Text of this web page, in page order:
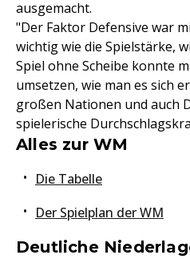
ausgemacht.
"Der Faktor Defensive war
wichtig wie die Spielstärke,
Spiel ohne Scheibe konnte
umsetzen, wie man es sich
großen Nationen und auch
spielerische
Alles zur WM
Die Tabelle
Der Spielplan der WM
Deutliche